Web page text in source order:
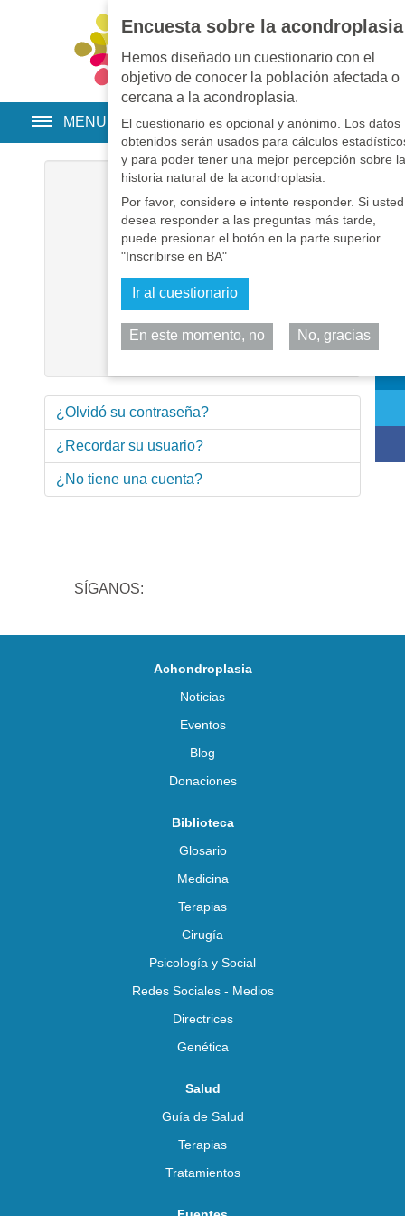
Encuesta sobre la acondroplasia
Hemos diseñado un cuestionario con el
objetivo de conocer la población afectada o
cercana a la acondroplasia.
El cuestionario es opcional y anónimo. Los datos
obtenidos serán usados para cálculos
y para poder tener una mejor percepción sobre la
historia natural de la acondroplasia.
Por favor, considere e intente responder. Si usted
desea responder a las preguntas más tarde,
puede presionar el botón en la parte superior
"Inscribirse en BA"
Ir al cuestionario
En este momento, no No, gracias
EN • PT • ES • RU
MENU
Contraseña*
Recuérdeme
Identificarse
¿Olvidó su contraseña?
¿Recordar su usuario?
¿No tiene una cuenta?
SÍGANOS:
Achondroplasia
Noticias
Eventos
Blog
Donaciones
Biblioteca
Glosario
Medicina
Terapias
Cirugía
Psicología y Social
Redes Sociales - Medios
Directrices
Genética
Salud
Guía de Salud
Terapias
Tratamientos